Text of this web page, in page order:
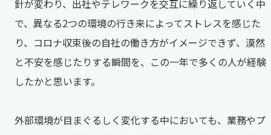
針が変わり、出社やテレワークを交互に繰り返していく中
で、異なる2つの環境の行き来によってストレスを感じた
り、コロナ収束後の自社の働き方がイメージできず、漠然
と不安を感じたりする瞬間を、この一年で多くの人が経験
したかと思います。
外部環境が目まぐるしく変化する中においても、業務やプ